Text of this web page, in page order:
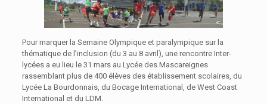
Pour marquer la Semaine Olympique et paralympique sur la
thématique de l’inclusion (du 3 au 8 avril), une rencontre Inter-
lycées a eu lieu le 31 mars au Lycée des Mascareignes
rassemblant plus de 400 élèves des établissement scolaires, du
Lycée La Bourdonnais, du Bocage International, de West Coast
International et du LDM.